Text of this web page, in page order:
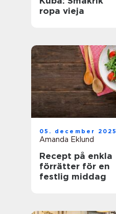
ropa vieja
05. december 2025
Amanda Eklund
Recept på enkla
förrätter för en
festlig middag